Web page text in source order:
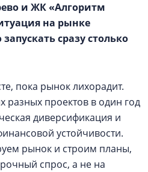
и ЖК «Алгоритм
на рынке
сразу столько
пока рынок лихорадит.
разных проектов в один год
диверсификация и
устойчивости.
рынок и строим планы,
спрос, а не на